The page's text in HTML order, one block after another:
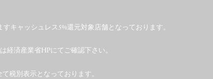
キャッシュレス5%還元対象店舗となっております。
経済産業省HPにてご確認下さい。
税別表示となっております。